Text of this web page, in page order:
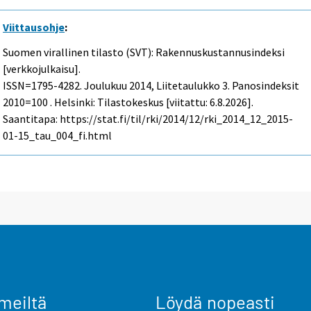
Viittausohje:
Suomen virallinen tilasto (SVT): Rakennuskustannusindeksi
[verkkojulkaisu].
ISSN=1795-4282.Joulukuu 2014, Liitetaulukko 3. Panosindeksit
2010=100 . Helsinki: Tilastokeskus [viitattu: 6.8.2026].
Saantitapa: https://stat.fi/til/rki/2014/12/rki_2014_12_2015-
01-15_tau_004_fi.html
Löydä nopeasti